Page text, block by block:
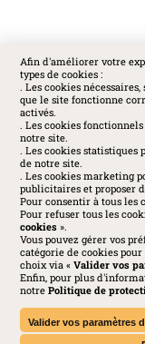
Afin d'améliorer votre
types de cookies :
. Les cookies
que le site fonctionne
activés.
. Les cookies
notre site.
. Les cookies
de notre site.
. Les cookies marketing
publicitaires et proposer
Pour consentir à tous les
Pour refuser tous les
cookies».
Vous pouvez gérer vos
catégorie de cookies
choix via « Valider vos
Enfin, pour plus
notre Politique de
Valider vos paramètres
SOCIAL
Huchez 2016©
Mentions
Conditions